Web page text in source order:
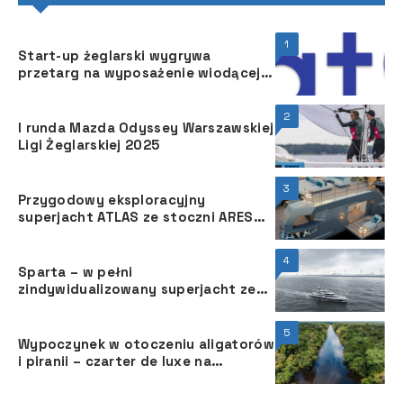
1
Start-up żeglarski wygrywa
przetarg na wyposażenie wiodącej
Book
2
I runda Mazda Odyssey Warszawskiej
Ligi Żeglarskiej 2025
3
Przygodowy eksploracyjny
superjacht ATLAS ze stoczni ARES
4
Sparta – w pełni
zindywidualizowany superjacht ze
5
Wypoczynek w otoczeniu aligatorów
i piranii – czarter de luxe na